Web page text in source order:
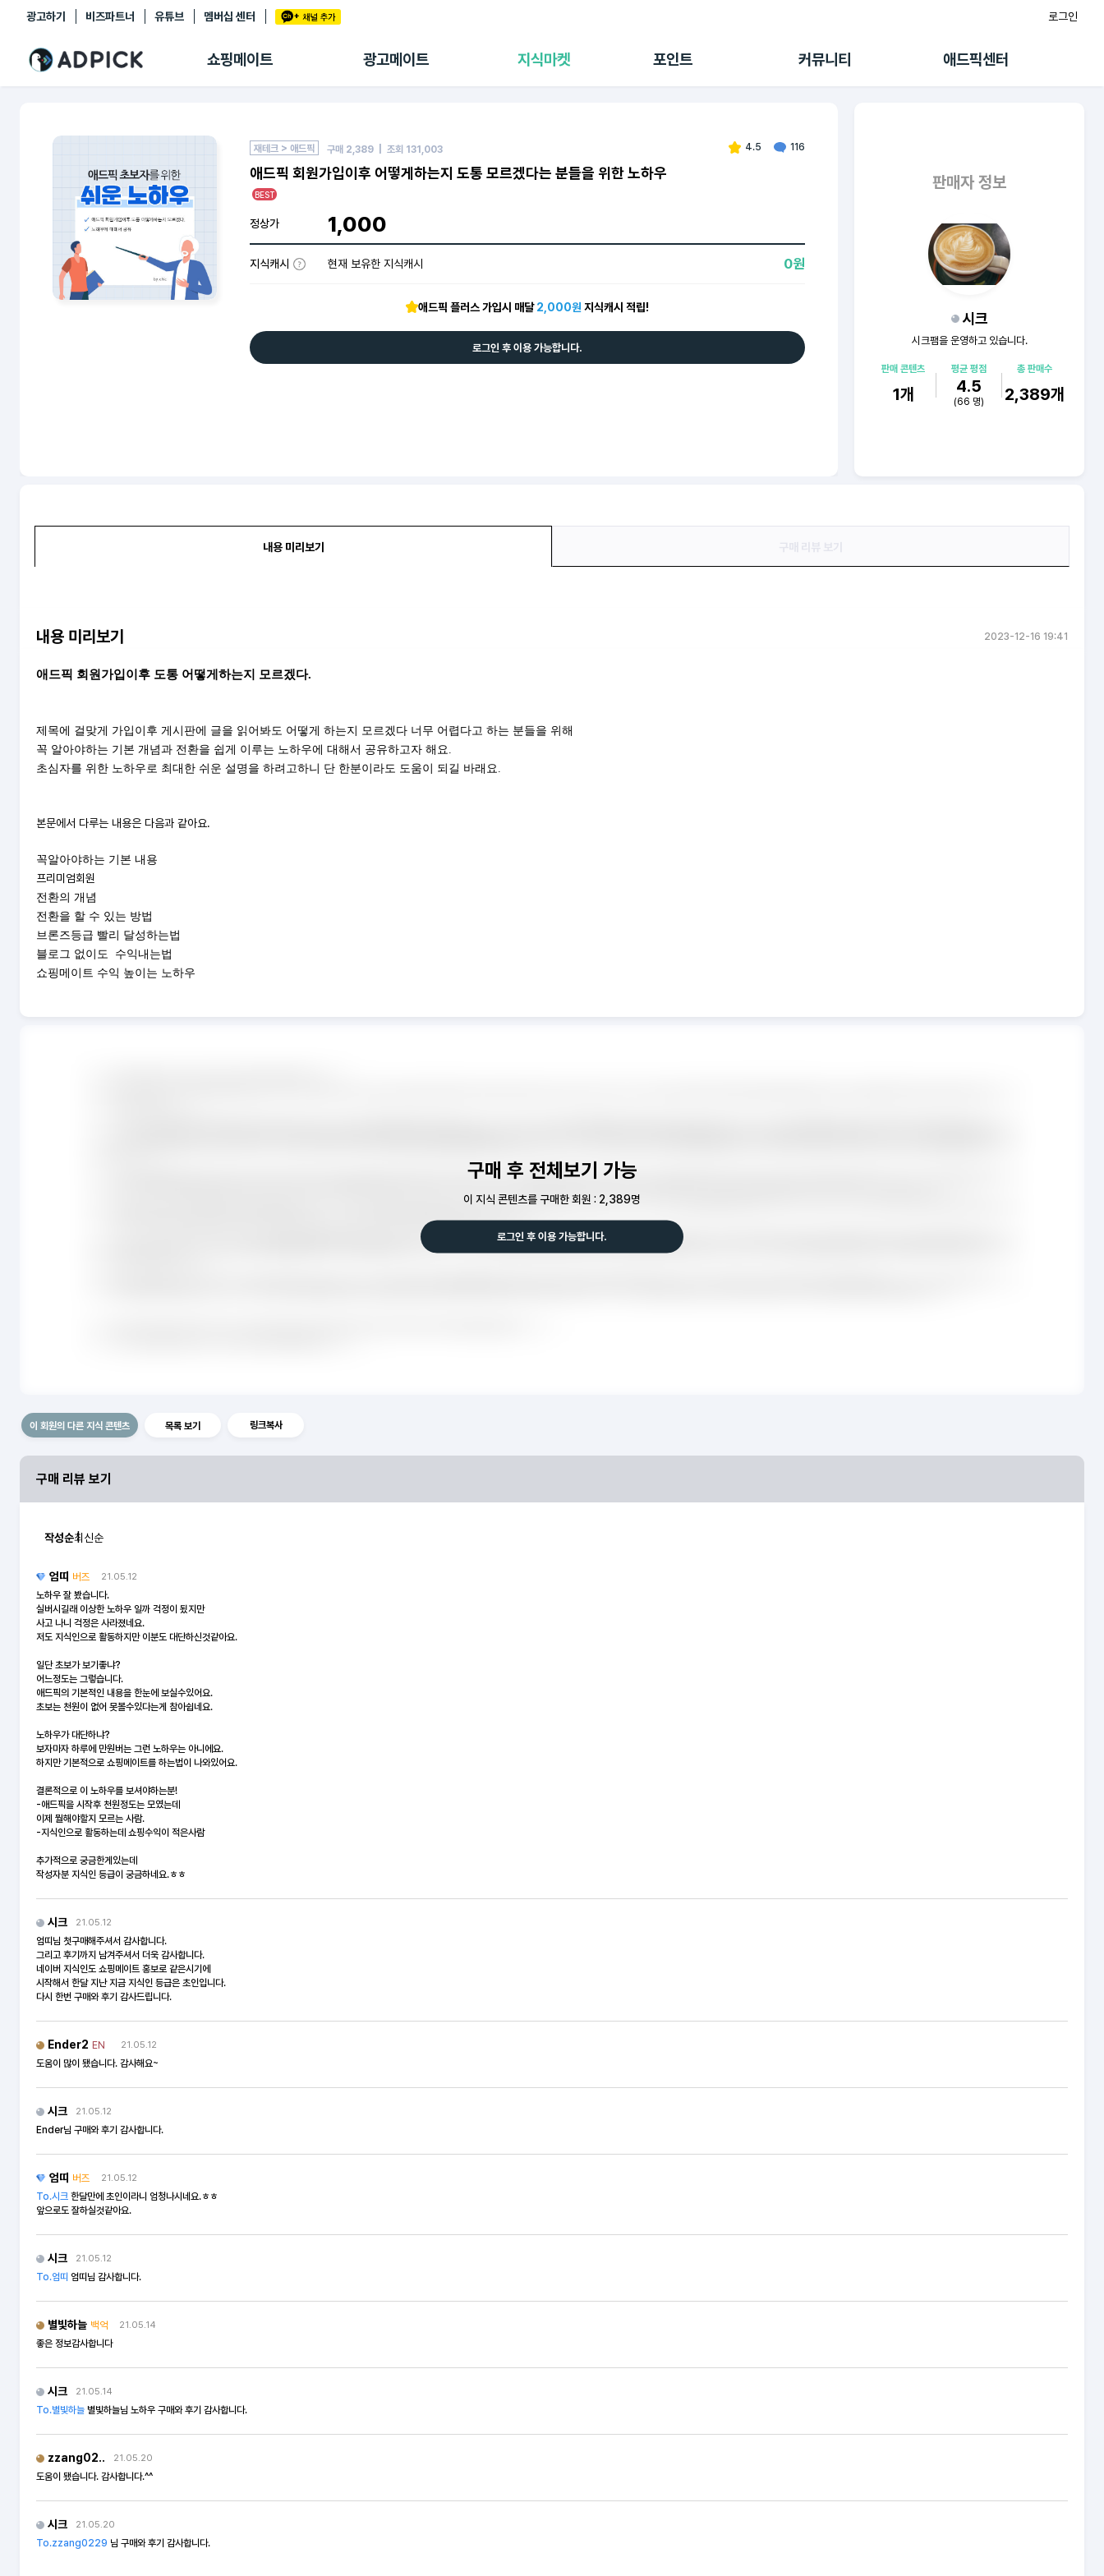
광고하기 비즈파트너 유튜브 멤버십 센터 로그인
쇼핑메이트 광고메이트 지식마켓 포인트 커뮤니티 애드픽센터
추천상품
쇼핑 에이전트
마이숍
광고리포트
출석 룰렛
랭킹
수익 Live
멤버십 센터
4.5 116
재테크 > 애드픽 구매 2,389 | 조회 131,003
애드픽 회원가입이후 어떻게하는지 도통 모르겠다는 분들을 위한 노하우
BEST
정상가 1,000
지식캐시 현재 보유한 지식캐시 0원
애드픽 플러스 가입시 매달2,000원 지식캐시 적립!
로그인 후 이용 가능합니다.
판매자 정보
시크
시크팸을 운영하고 있습니다.
판매 콘텐츠
1개
평균 평점
4.5
(66 명)
총 판매수
2,389개
내용 미리보기
내용 미리보기 2023-12-16 19:41
애드픽 회원가입이후 도통 어떻게하는지 모르겠다.
제목에 걸맞게 가입이후 게시판에 글을 읽어봐도 어떻게 하는지 모르겠다 너무 어렵다고 하는 분들을 위해
꼭 알아야하는 기본 개념과 전환을 쉽게 이루는 노하우에 대해서 공유하고자 해요.
초심자를 위한 노하우로 최대한 쉬운 설명을 하려고하니 단 한분이라도 도움이 되길 바래요.
본문에서 다루는 내용은 다음과 같아요.
꼭알아야하는 기본 내용
프리미엄회원
전환의 개념
전환을 할 수 있는 방법
브론즈등급 빨리 달성하는법
블로그 없이도
수익내는법
쇼핑메이트 수익 높이는 노하우
구매 후 전체보기 가능
이 지식 콘텐츠를 구매한 회원 : 2,389명
로그인 후 이용 가능합니다.
이 회원의 다른 지식 콘텐츠 목록 보기 링크복사
구매 리뷰 보기
작성순최신순
엄띠 버즈
21.05.12
노하우 잘 봤습니다.
실버시길래 이상한 노하우 일까 걱정이 됬지만
사고 나니 걱정은 사라졌네요.
저도 지식인으로 활동하지만 이분도 대단하신것같아요.
일단 초보가 보기좋냐?
어느정도는 그렇습니다.
애드픽의 기본적인 내용을 한눈에 보실수있어요.
초보는 천원이 없어 못볼수있다는게 참아쉽네요.
노하우가 대단하냐?
보자마자 하루에 만원버는 그런 노하우는 아니에요.
하지만 기본적으로 쇼핑메이트를 하는법이 나와있어요.
결론적으로 이 노하우를 보셔야하는분!
-애드픽을 시작후 천원정도는 모였는데
이제 뭘해야할지 모르는 사람.
-지식인으로 활동하는데 쇼핑수익이 적은사람
추가적으로 궁금한게있는데
작성자분 지식인 등급이 궁금하네요.ㅎㅎ
시크
21.05.12
엄띠님 첫구매해주셔서 감사합니다.
그리고 후기까지 남겨주셔서 더욱 감사합니다.
네이버 지식인도 쇼핑메이트 홍보로 같은시기에
시작해서 한달 지난 지금 지식인 등급은 초인입니다.
다시 한번 구매와 후기 감사드립니다.
Ender2 EN
21.05.12
도움이 많이 됐습니다. 감사해요~
시크
21.05.12
Ender님 구매와 후기 감사합니다.
엄띠 버즈
21.05.12
To.시크 한달만에 초인이라니 엄청나시네요.ㅎㅎ
앞으로도 잘하실것같아요.
시크
21.05.12
To.엄띠 엄띠님 감사합니다.
별빛하늘 백억
21.05.14
좋은 정보감사합니다
시크
21.05.14
To.별빛하늘 별빛하늘님 노하우 구매와 후기 감사합니다.
zzang02..
21.05.20
도움이 됐습니다. 감사합니다.^^
시크
21.05.20
To.zzang0229 님 구매와 후기 감사합니다.